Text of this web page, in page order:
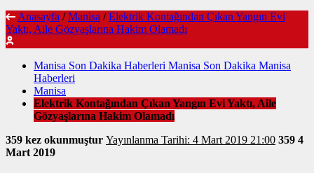
Anasayfa / Manisa / Elektrik Kontağından Çıkan Yangın Evi
Yaktı, Aile Gözyaşlarına Hakim Olamadı
Manisa Son Dakika Haberleri Manisa Son Dakika Manisa
Haberleri
Manisa
Elektrik Kontağından Çıkan Yangın Evi Yaktı, Aile
Gözyaşlarına Hakim Olamadı
359 kez okunmuştur Yayınlanma Tarihi: 4 Mart 2019 21:00 359 4
Mart 2019